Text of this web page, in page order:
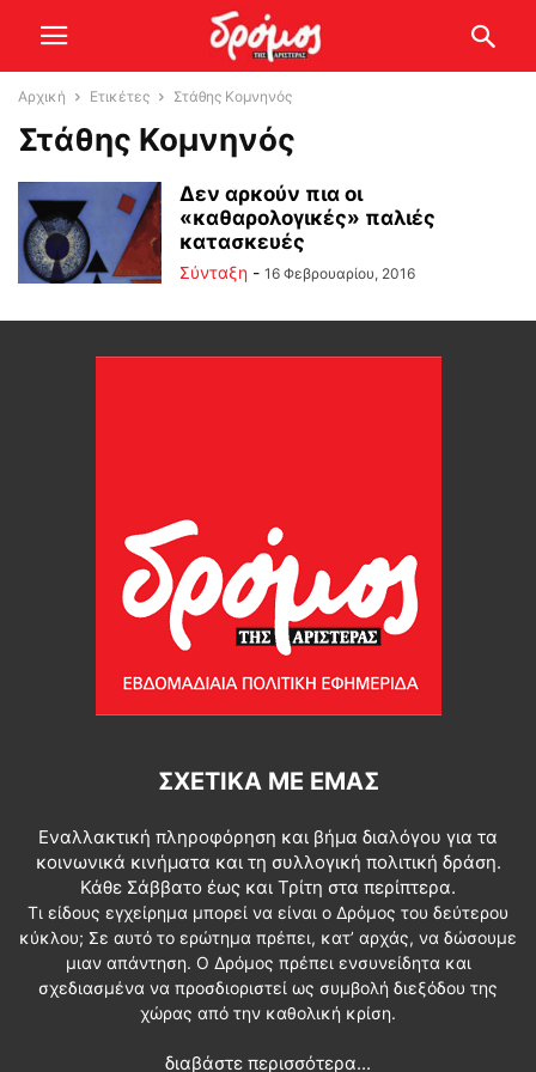
Αρχική Ετικέτες Στάθης Κομνηνός
Στάθης Κομνηνός
Δεν αρκούν πια οι
«καθαρολογικές» παλιές
κατασκευές
Σύνταξη - 16 Φεβρουαρίου, 2016
ΣΧΕΤΙΚΆ ΜΕ ΕΜΆΣ
Εναλλακτική πληροφόρηση και βήμα διαλόγου για τα
κοινωνικά κινήματα και τη συλλογική πολιτική δράση.
Κάθε Σάββατο έως και Τρίτη στα περίπτερα.
Τι είδους εγχείρημα μπορεί να είναι ο Δρόμος του δεύτερου
κύκλου; Σε αυτό το ερώτημα πρέπει, κατ’ αρχάς, να δώσουμε
μιαν απάντηση. Ο Δρόμος πρέπει ενσυνείδητα και
σχεδιασμένα να προσδιοριστεί ως συμβολή διεξόδου της
χώρας από την καθολική κρίση.
διαβάστε περισσότερα...